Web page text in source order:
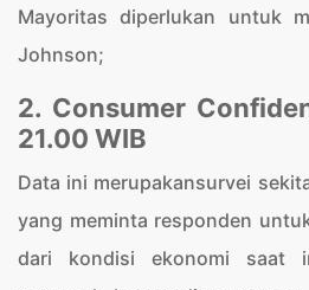
Mayoritas diperlukan untuk
Johnson;
2. Consumer
21.00 WIB
Data ini merupakansurvei
yang meminta responden
dari kondisi ekonomi saat